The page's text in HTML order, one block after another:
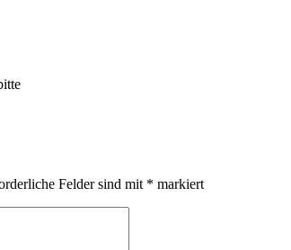
Felder sind mit * markiert